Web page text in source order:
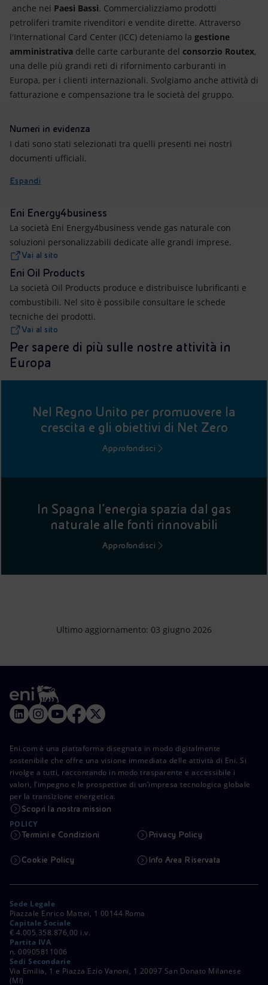
anche nei Paesi Bassi. Commercializziamo prodotti
petroliferi tramite rivenditori e vendite dirette. Attraverso
l'International Card Center (ICC) deteniamo la gestione
amministrativa delle carte carburante del consorzio Routex,
una delle più grandi reti di rifornimento carburanti in
Europa, per i clienti internazionali. Svolgiamo anche attività di
fatturazione e compensazione tra le società del gruppo.
Numeri in evidenza
I dati sono stati selezionati tra quelli presenti nei nostri
documenti ufficiali.
Espandi
Eni Energy4business
La società Eni Energy4business vende gas naturale con
soluzioni personalizzabili dedicate alle grandi imprese.
Vai al sito
Eni Oil Products
La società Oil Products produce e distribuisce lubrificanti e
combustibili. Nel sito è possibile consultare le schede
tecniche dei prodotti.
Vai al sito
Per sapere di più sulle nostre attività in
Europa
Nel Regno Unito per promuovere la
crescita e gli obiettivi di Net Zero
Approfondisci
In Spagna l’energia spazia dal gas
naturale alle fonti rinnovabili
Approfondisci
Ultimo aggiornamento: 03 giugno 2026
Eni.com è una piattaforma disegnata in modo digitalmente
sostenibile che offre una visione immediata delle attività di Eni. Si
rivolge a tutti, raccontando in modo trasparente e accessibile i
valori, l’impegno e le prospettive di un’impresa tecnologica globale
per la transizione energetica.
Scopri la nostra mission
POLICY
Termini e Condizioni Privacy Policy
Cookie Policy Info Area Riservata
Sede Legale
Piazzale Enrico Mattei, 1 00144 Roma
Capitale Sociale
€ 4.005.358.876,00 i.v.
Partita IVA
n. 00905811006
Sedi Secondarie
Via Emilia, 1 e Piazza Ezio Vanoni, 1 20097 San Donato Milanese
(MI)